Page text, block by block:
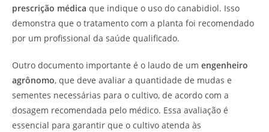
prescrição médica que indique o uso do canabidiol. Isso
demonstra que o tratamento com a planta foi recomendado
por um profissional da saúde qualificado.
Outro documento importante é o laudo de um engenheiro
agrônomo, que deve avaliar a quantidade de mudas e
sementes necessárias para o cultivo, de acordo com a
dosagem recomendada pelo médico. Essa avaliação é
essencial para garantir que o cultivo atenda às